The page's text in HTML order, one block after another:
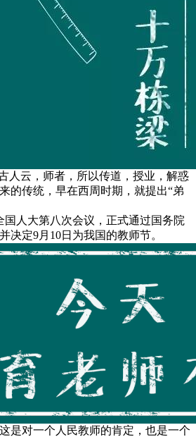
人云，师者，所以传道，授业，解惑
的传统，早在西周时期，就提出“弟
国人大第八次会议，正式通过国务院
决定9月10日为我国的教师节。
是对一个人民教师的肯定，也是一个